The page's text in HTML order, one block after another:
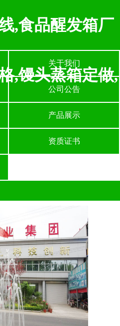
,食品醒发箱厂
,馒头蒸箱定做,
关于我们
公司公告
产品展示
资质证书